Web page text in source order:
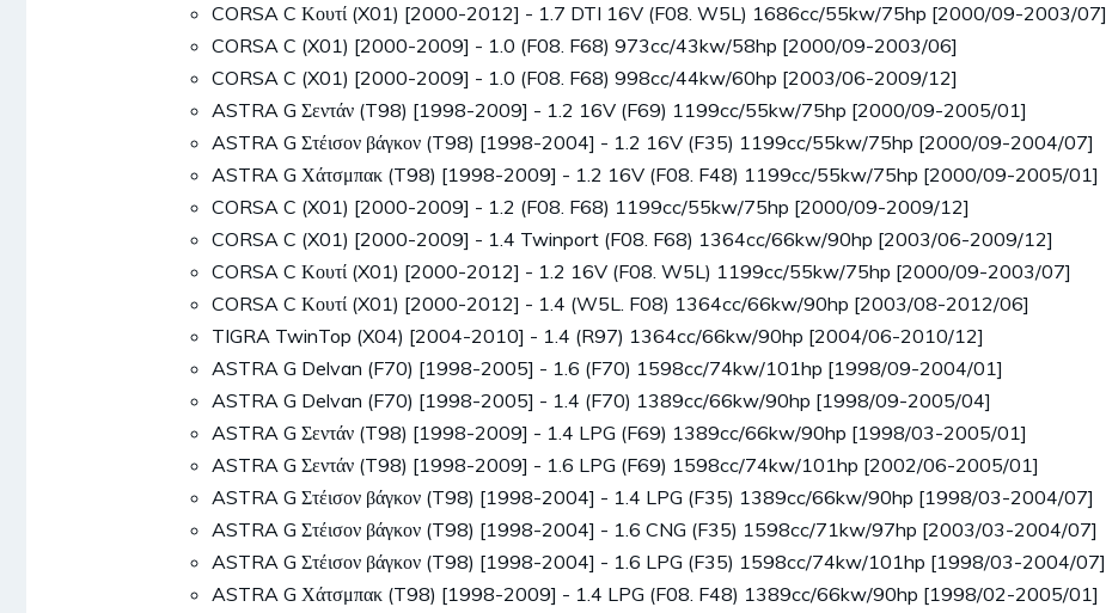
CORSA C Κουτί (X01) [2000-2012] - 1.7 DTI 16V (F08. W5L) 1686cc/55kw/75hp [2000/09-2003/07]
CORSA C (X01) [2000-2009] - 1.0 (F08. F68) 973cc/43kw/58hp [2000/09-2003/06]
CORSA C (X01) [2000-2009] - 1.0 (F08. F68) 998cc/44kw/60hp [2003/06-2009/12]
ASTRA G Σεντάν (T98) [1998-2009] - 1.2 16V (F69) 1199cc/55kw/75hp [2000/09-2005/01]
ASTRA G Στέισον βάγκον (T98) [1998-2004] - 1.2 16V (F35) 1199cc/55kw/75hp [2000/09-2004/07]
ASTRA G Χάτσμπακ (T98) [1998-2009] - 1.2 16V (F08. F48) 1199cc/55kw/75hp [2000/09-2005/01]
CORSA C (X01) [2000-2009] - 1.2 (F08. F68) 1199cc/55kw/75hp [2000/09-2009/12]
CORSA C (X01) [2000-2009] - 1.4 Twinport (F08. F68) 1364cc/66kw/90hp [2003/06-2009/12]
CORSA C Κουτί (X01) [2000-2012] - 1.2 16V (F08. W5L) 1199cc/55kw/75hp [2000/09-2003/07]
CORSA C Κουτί (X01) [2000-2012] - 1.4 (W5L. F08) 1364cc/66kw/90hp [2003/08-2012/06]
TIGRA TwinTop (X04) [2004-2010] - 1.4 (R97) 1364cc/66kw/90hp [2004/06-2010/12]
ASTRA G Delvan (F70) [1998-2005] - 1.6 (F70) 1598cc/74kw/101hp [1998/09-2004/01]
ASTRA G Delvan (F70) [1998-2005] - 1.4 (F70) 1389cc/66kw/90hp [1998/09-2005/04]
ASTRA G Σεντάν (T98) [1998-2009] - 1.4 LPG (F69) 1389cc/66kw/90hp [1998/03-2005/01]
ASTRA G Σεντάν (T98) [1998-2009] - 1.6 LPG (F69) 1598cc/74kw/101hp [2002/06-2005/01]
ASTRA G Στέισον βάγκον (T98) [1998-2004] - 1.4 LPG (F35) 1389cc/66kw/90hp [1998/03-2004/07]
ASTRA G Στέισον βάγκον (T98) [1998-2004] - 1.6 CNG (F35) 1598cc/71kw/97hp [2003/03-2004/07]
ASTRA G Στέισον βάγκον (T98) [1998-2004] - 1.6 LPG (F35) 1598cc/74kw/101hp [1998/03-2004/07]
ASTRA G Χάτσμπακ (T98) [1998-2009] - 1.4 LPG (F08. F48) 1389cc/66kw/90hp [1998/02-2005/01]